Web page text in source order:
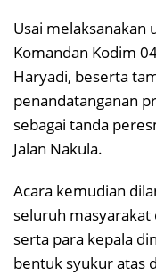
Usai melaksanakan
Komandan Kodim
Haryadi, beserta
penandatanganan
sebagai tanda
Jalan Nakula.
Acara kemudian
seluruh masyarakat
serta para kepala
bentuk syukur atas